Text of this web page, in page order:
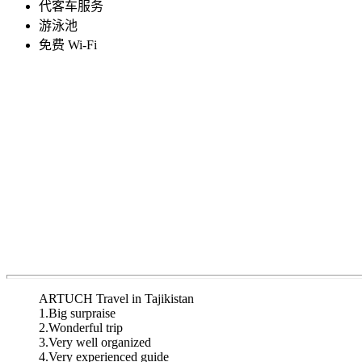
代客车服务
游泳池
免费 Wi-Fi
ARTUCH Travel in Tajikistan
1.Big surpraise
2.Wonderful trip
3.Very well organized
4.Very experienced guide